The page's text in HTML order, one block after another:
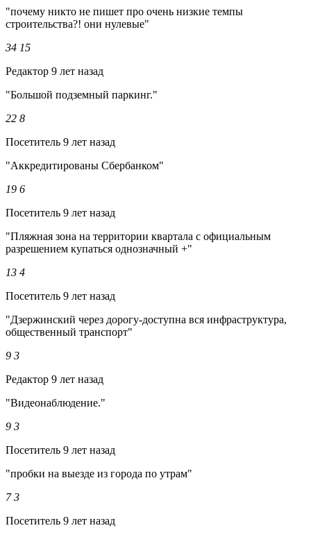
"почему никто не пишет про очень низкие темпы
строительства?! они нулевые"
34 15
Редактор 9 лет назад
"Большой подземный паркинг."
22 8
Посетитель 9 лет назад
"Аккредитированы Сбербанком"
19 6
Посетитель 9 лет назад
"Пляжная зона на территории квартала с официальным
разрешением купаться однозначный +"
13 4
Посетитель 9 лет назад
"Дзержинский через дорогу-доступна вся инфраструктура,
общественный транспорт"
9 3
Редактор 9 лет назад
"Видеонаблюдение."
9 3
Посетитель 9 лет назад
"пробки на выезде из города по утрам"
7 3
Посетитель 9 лет назад